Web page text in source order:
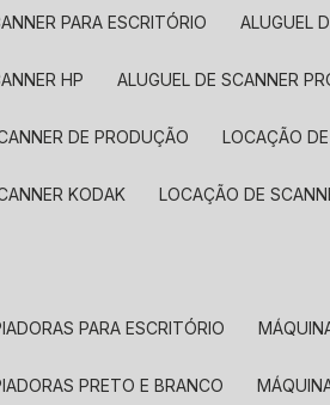
PARA ESCRITÓRIO ALUGUEL
HP ALUGUEL DE SCANNER
DE PRODUÇÃO LOCAÇÃO
KODAK LOCAÇÃO DE
PARA ESCRITÓRIO
PRETO E BRANCO